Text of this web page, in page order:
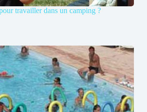
travailler dans un camping ?